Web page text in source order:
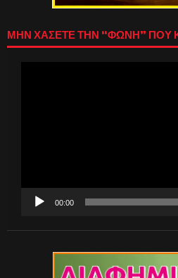
ΜΗΝ ΧΑΣΕΤΕ ΤΗΝ “ΦΩΝΗ” ΠΟΥ
00:00